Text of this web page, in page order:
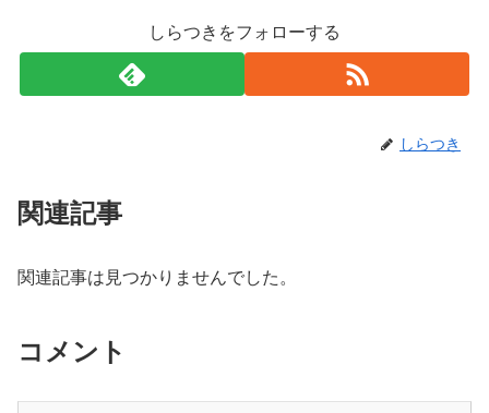
しらつきをフォローする
しらつき
関連記事
関連記事は見つかりませんでした。
コメント